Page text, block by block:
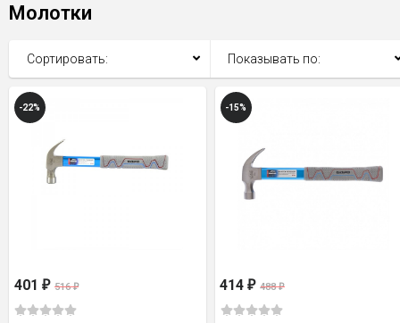
Молотки
Сортировать: Показывать по:
-22%
401 ₽ 516₽
-15%
414₽ 488₽